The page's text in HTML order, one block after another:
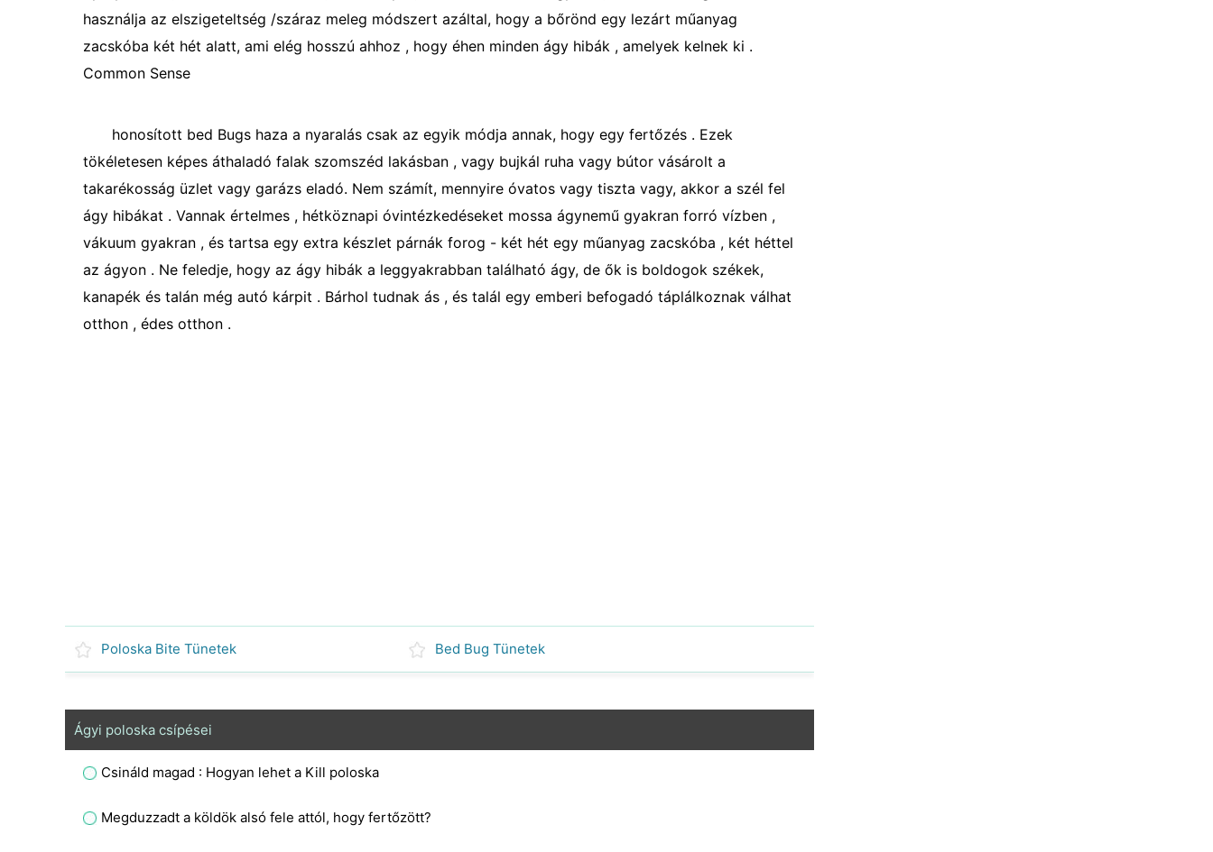
használja az elszigeteltség /száraz meleg módszert azáltal, hogy a bőrönd egy lezárt műanyag
zacskóba két hét alatt, ami elég hosszú ahhoz , hogy éhen minden ágy hibák , amelyek kelnek ki .
Common Sense
honosított bed Bugs haza a nyaralás csak az egyik módja annak, hogy egy fertőzés . Ezek
tökéletesen képes áthaladó falak szomszéd lakásban , vagy bujkál ruha vagy bútor vásárolt a
takarékosság üzlet vagy garázs eladó. Nem számít, mennyire óvatos vagy tiszta vagy, akkor a szél fel
ágy hibákat . Vannak értelmes , hétköznapi óvintézkedéseket mossa ágynemű gyakran forró vízben ,
vákuum gyakran , és tartsa egy extra készlet párnák forog - két hét egy műanyag zacskóba , két héttel
az ágyon . Ne feledje, hogy az ágy hibák a leggyakrabban található ágy, de ők is boldogok székek,
kanapék és talán még autó kárpit . Bárhol tudnak ás , és talál egy emberi befogadó táplálkoznak válhat
otthon , édes otthon .
Poloska Bite Tünetek Bed Bug Tünetek
Ágyi poloska csípései
Csináld magad : Hogyan lehet a Kill poloska
Megduzzadt a köldök alsó fele attól, hogy fertőzött?